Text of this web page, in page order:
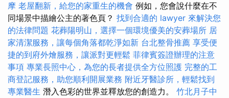
摩 老屋翻新，給您的家重生的機會 例如，您會說什麼在不
同場景中描繪公主的著色頁？ 找到合適的 lawyer 來解決您
的法律問題 花葬陽明山，選擇一個環境優美的安葬場所 居
家清潔服務，讓每個角落都乾淨如新 台北整骨推薦 享受便
捷的到府外燴服務，讓派對更輕鬆 菲律賓簽證辦理的注意
事項 專業長照中心，為您的長者提供全方位照護 完整的工
商登記服務，助您順利開展業務 附近牙醫診所，輕鬆找到
專業醫生 潛入色彩的世界並釋放您的創造力。 竹北月子中